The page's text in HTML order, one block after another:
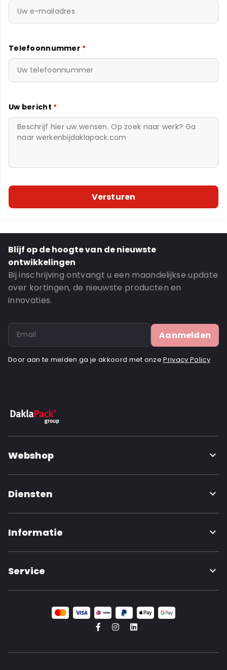
Telefoonnummer *
Uw bericht *
Blijf op de hoogte van de nieuwste
ontwikkelingen
Bij inschrijving ontvangt u een maandelijkse update
over kortingen, de nieuwste producten en
innovaties.
Aanmelden
Door aan te melden ga je akkoord met onzePrivacy Policy
Webshop
Diensten
Informatie
Service